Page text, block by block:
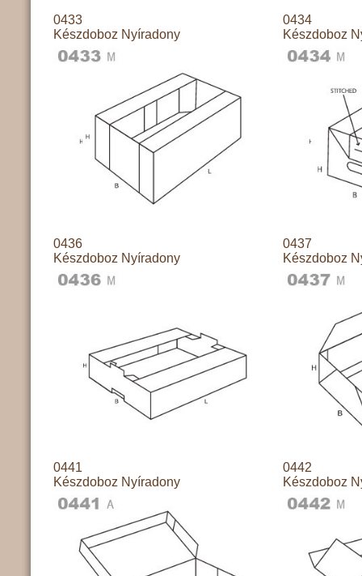
0433
Készdoboz Nyíradony
0434
Készdoboz
0436
Készdoboz Nyíradony
0437
Készdoboz
0441
Készdoboz Nyíradony
0442
Készdoboz